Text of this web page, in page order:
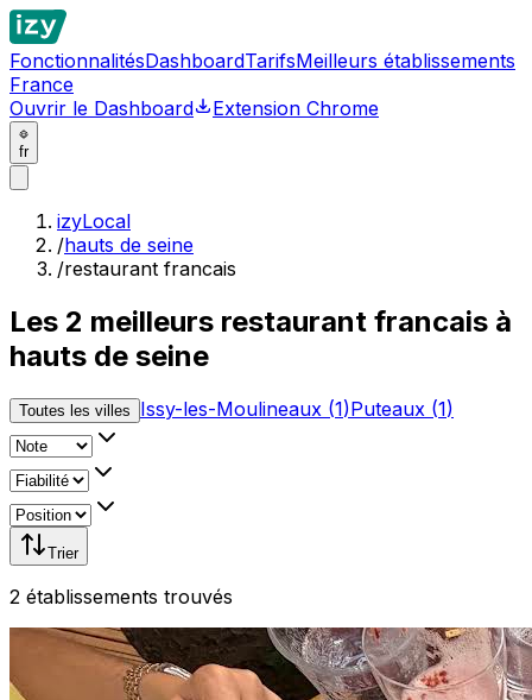
FonctionnalitésDashboardTarifsMeilleurs établissements
France
Ouvrir le Dashboard
Extension Chrome
fr
izyLocal
/hauts de seine
/restaurant francais
Les 2 meilleurs restaurant francais à
hauts de seine
Toutes les villes Issy-les-Moulineaux (1)Puteaux (1)
Trier
2 établissements trouvés